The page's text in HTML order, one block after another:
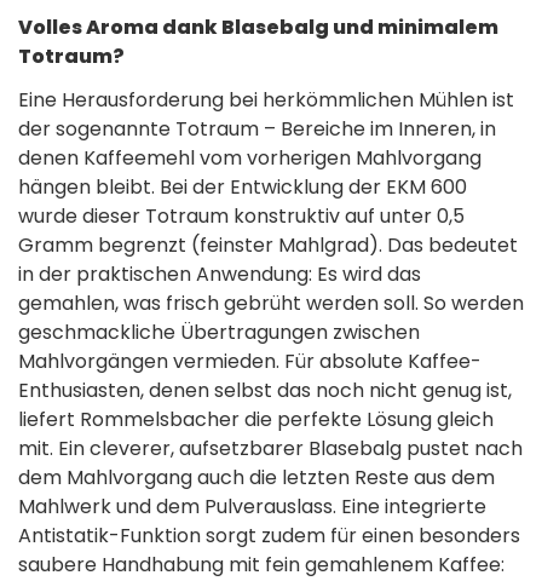
Volles Aroma dank Blasebalg und minimalem
Totraum?
Eine Herausforderung bei herkömmlichen Mühlen ist
der sogenannte Totraum – Bereiche im Inneren, in
denen Kaffeemehl vom vorherigen Mahlvorgang
hängen bleibt. Bei der Entwicklung der EKM 600
wurde dieser Totraum konstruktiv auf unter 0,5
Gramm begrenzt (feinster Mahlgrad). Das bedeutet
in der praktischen Anwendung: Es wird das
gemahlen, was frisch gebrüht werden soll. So werden
geschmackliche Übertragungen zwischen
Mahlvorgängen vermieden. Für absolute Kaffee-
Enthusiasten, denen selbst das noch nicht genug ist,
liefert Rommelsbacher die perfekte Lösung gleich
mit. Ein cleverer, aufsetzbarer Blasebalg pustet nach
dem Mahlvorgang auch die letzten Reste aus dem
Mahlwerk und dem Pulverauslass. Eine integrierte
Antistatik-Funktion sorgt zudem für einen besonders
saubere Handhabung mit fein gemahlenem Kaffee: